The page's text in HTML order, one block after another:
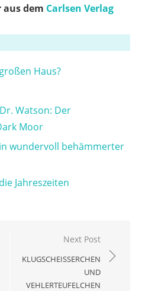
dem Carlsen Verlag
Haus?
Watson: Der
Moor
wundervoll behämmerter
Jahreszeiten
Next Post
KLUGSCHEISSERCHEN
UND
VEHLERTEUFELCHEN